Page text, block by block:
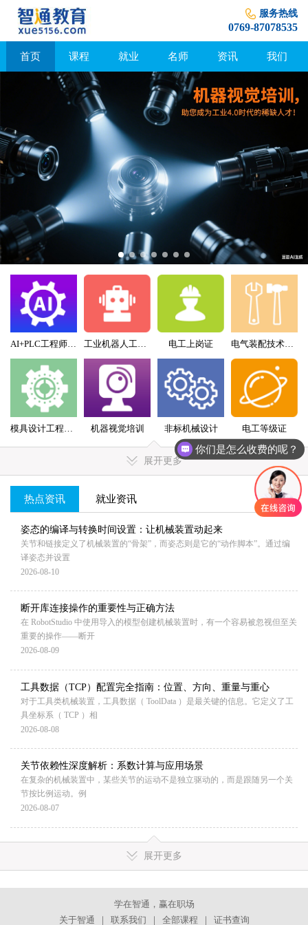
服务热线
0769-87078535
首页 课程 就业 名师 资讯 我们
AI+PLC工程师实战班 工业机器人工程师班 电工上岗证 电气装配技术员（配盘）特训班
机器视觉培训 非标机械设计 电工等级证
展开更多
MORE+
热点资讯 就业资讯
姿态的编译与转换时间设置：让机械装置动起来
关节和链接定义了机械装置的“骨架”，而姿态则是它的“动作脚本”。通过编
译姿态并设置
2026-08-10
断开库连接操作的重要性与正确方法
在 RobotStudio 中使用导入的模型创建机械装置时，有一个容易被忽视但至关
重要的操作——断开
2026-08-09
工具数据（TCP）配置完全指南：位置、方向、重量与重心
对于工具类机械装置，工具数据（ ToolData ）是最关键的信息。它定义了工
具坐标系（ TCP ）相
2026-08-08
关节依赖性深度解析：系数计算与应用场景
在复杂的机械装置中，某些关节的运动不是独立驱动的，而是跟随另一个关
节按比例运动。例
2026-08-07
展开更多
学在智通，赢在职场
关于智通
｜ 联系我们 ｜ 全部课程 ｜ 证书查询
你们是怎么收费的呢？